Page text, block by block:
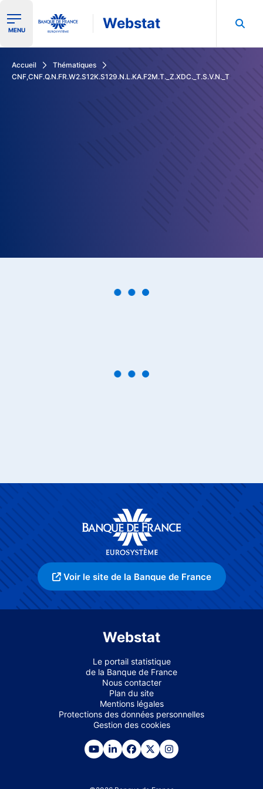
Ouvrir le menu de navigation
MENU Webstat
Accueil
Thématiques
CNF,CNF.Q.N.FR.W2.S12K.S129.N.L.KA.F2M.T._Z.XDC._T.S.V.N._T
Voir le site de la Banque de France
Webstat
Le portail statistique
de la Banque de France
Nous contacter
Plan du site
Mentions légales
Protections des données personnelles
Gestion des cookies